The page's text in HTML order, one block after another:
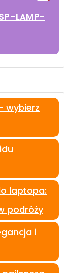
LAMP-
wybierz
laptopa:
podróży
i